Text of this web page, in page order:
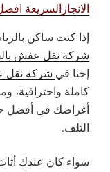
الانجازالسريعة
إذا كنت ساكن
شركة نقل عفش
إحنا في شركة نقل
كاملة واحترافية،
أغراضك في أفضل
التلف.
سواء كان عندك